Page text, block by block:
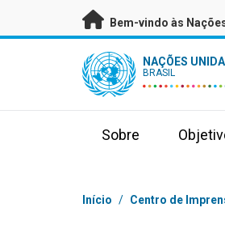
Saltar para conteúdo principal
Bem-vindo às
UN Logo NAÇÕES
BRASIL
Sobre
Navegação
Início / Centro de